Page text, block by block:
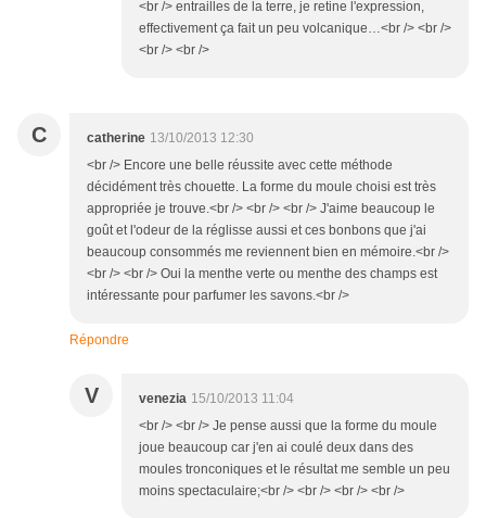
<br /> entrailles de la terre, je retine l'expression,
effectivement ça fait un peu volcanique…<br /> <br />
<br /> <br />
C catherine 13/10/2013 12:30
<br /> Encore une belle réussite avec cette méthode
décidément très chouette. La forme du moule choisi est très
appropriée je trouve.<br /> <br /> <br /> J'aime beaucoup le
goût et l'odeur de la réglisse aussi et ces bonbons que j'ai
beaucoup consommés me reviennent bien en mémoire.<br />
<br /> <br /> Oui la menthe verte ou menthe des champs est
intéressante pour parfumer les savons.<br />
Répondre
V venezia 15/10/2013 11:04
<br /> <br /> Je pense aussi que la forme du moule
joue beaucoup car j'en ai coulé deux dans des
moules tronconiques et le résultat me semble un peu
moins spectaculaire;<br /> <br /> <br /> <br />